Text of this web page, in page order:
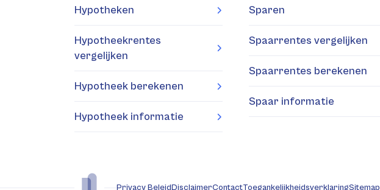
Hypotheken
Hypotheekrentes
vergelijken
Hypotheek berekenen
Hypotheek informatie
Sparen
Spaarrentes vergelijken
Spaarrentes berekenen
Spaar informatie
Privacy BeleidDisclaimerContactToegankelijkheidsverklaringSitemap